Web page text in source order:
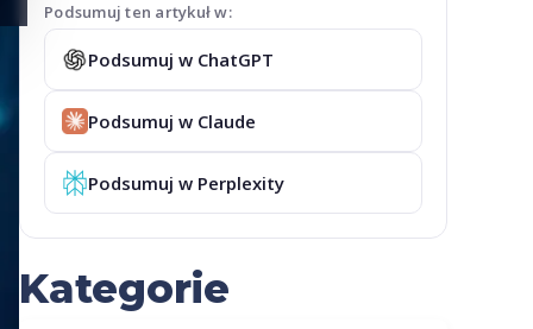
Podsumuj ten artykuł w:
Podsumuj w ChatGPT
Podsumuj w Claude
Podsumuj w Perplexity
Kategorie